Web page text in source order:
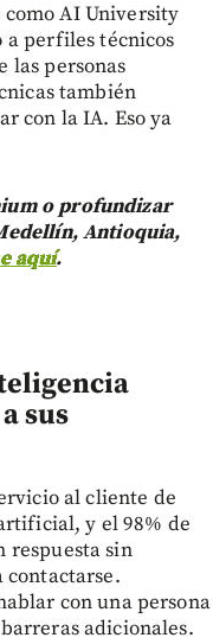
como AI University
a perfiles técnicos
las personas
también
con la IA. Eso ya
o profundizar
Antioquia,
aquí.
sus
al cliente de
y el 98% de
respuesta sin
contactarse.
con una persona
adicionales.